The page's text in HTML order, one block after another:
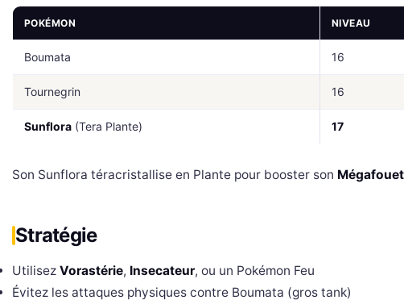
POKÉMON NIVEAU
Boumata 16
Tournegrin 16
Sunflora (Tera Plante) 17
Son Sunflora téracristallise en Plante pour booster son Mégafouet
Stratégie
Utilisez Vorastérie, Insecateur, ou un Pokémon Feu
Évitez les attaques physiques contre Boumata (gros tank)